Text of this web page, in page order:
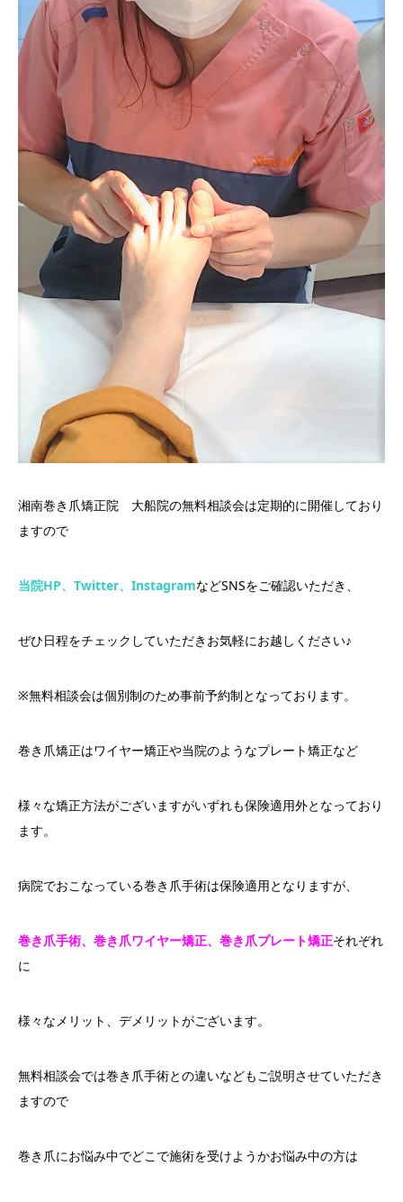
湘南巻き爪矯正院 大船院の無料相談会は定期的に開催しており
ますので
当院HP、Twitter、InstagramなどSNSをご確認いただき、
ぜひ日程をチェックしていただきお気軽にお越しください♪
※無料相談会は個別制のため事前予約制となっております。
巻き爪矯正はワイヤー矯正や当院のようなプレート矯正など
様々な矯正方法がございますがいずれも保険適用外となっており
ます。
病院でおこなっている巻き爪手術は保険適用となりますが、
巻き爪手術、巻き爪ワイヤー矯正、巻き爪プレート矯正それぞれ
に
様々なメリット、デメリットがございます。
無料相談会では巻き爪手術との違いなどもご説明させていただき
ますので
巻き爪にお悩み中でどこで施術を受けようかお悩み中の方は